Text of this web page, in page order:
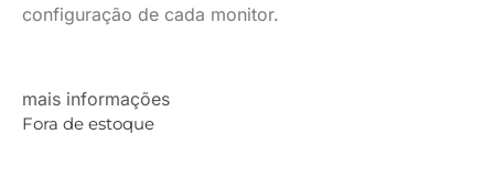
configuração de cada monitor.
mais informações
Fora de estoque